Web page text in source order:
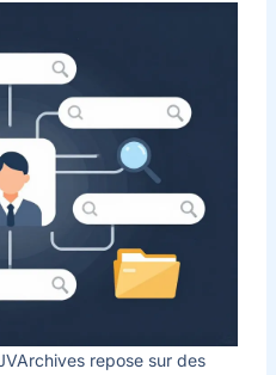
repose sur des